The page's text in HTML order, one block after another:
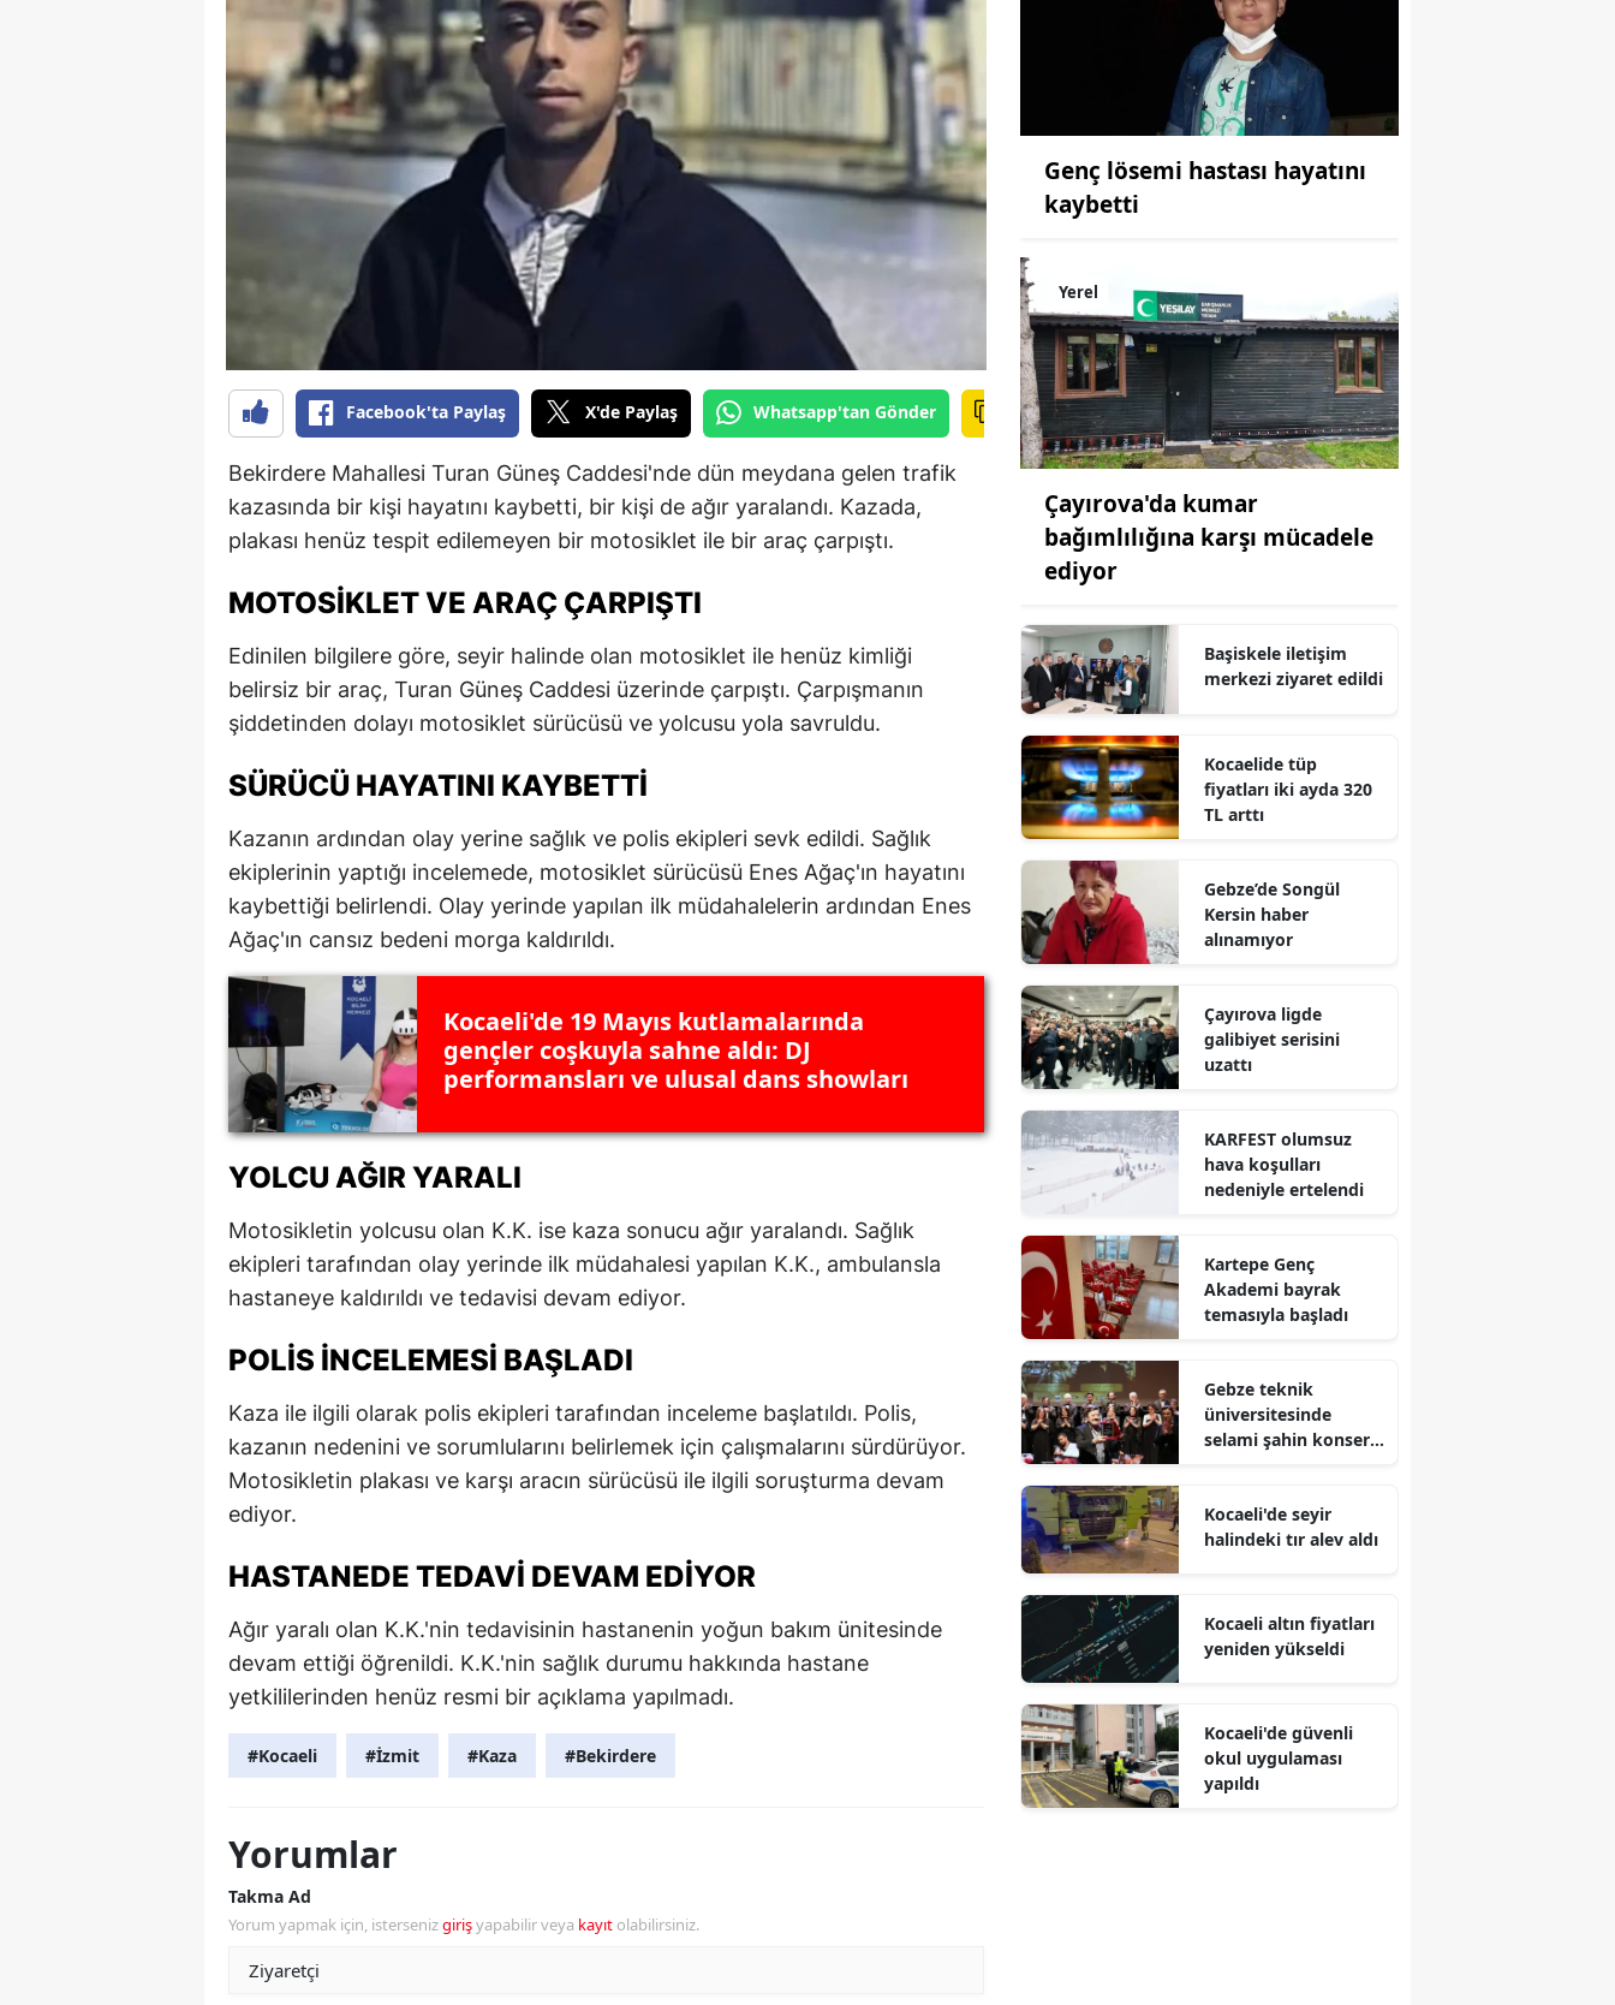
Bilecik
Bingöl
Bitlis
Bolu
Çanakkale
Çankırı
Çorum
Denizli
Diyarbakır
Erzincan
Eskişehir
Gaziantep
Gümüşhane
Hatay
Isparta
İstanbul
Kars
Kastamonu
Kırklareli
Kırşehir
Kocaeli
Konya
Malatya
Kahramanmaraş
Mardin
Facebook'ta Paylaş X'de Paylaş Whatsapp'tan Gönder
Bekirdere Mahallesi Turan Güneş Caddesi'nde dün meydana gelen trafik
kazasında bir kişi hayatını kaybetti, bir kişi de ağır yaralandı. Kazada,
plakası henüz tespit edilemeyen bir motosiklet ile bir araç çarpıştı.
MOTOSIKLET VE ARAÇ ÇARPIŞTI
Edinilen bilgilere göre, seyir halinde olan motosiklet ile henüz kimliği
belirsiz bir araç, Turan Güneş Caddesi üzerinde çarpıştı. Çarpışmanın
şiddetinden dolayı motosiklet sürücüsü ve yolcusu yola savruldu.
SÜRÜCÜ HAYATINI KAYBETTI
Kazanın ardından olay yerine sağlık ve polis ekipleri sevk edildi. Sağlık
ekiplerinin yaptığı incelemede, motosiklet sürücüsü Enes Ağaç'ın hayatını
kaybettiği belirlendi. Olay yerinde yapılan ilk müdahalelerin ardından Enes
Ağaç'ın cansız bedeni morga kaldırıldı.
Kocaeli'de 19 Mayıs kutlamalarında
gençler coşkuyla sahne aldı: DJ
performansları ve ulusal dans showları
YOLCU AĞIR YARALI
Motosikletin yolcusu olan K.K. ise kaza sonucu ağır yaralandı. Sağlık
ekipleri tarafından olay yerinde ilk müdahalesi yapılan K.K., ambulansla
hastaneye kaldırıldı ve tedavisi devam ediyor.
POLIS İNCELEMESI BAŞLADI
Kaza ile ilgili olarak polis ekipleri tarafından inceleme başlatıldı. Polis,
kazanın nedenini ve sorumlularını belirlemek için çalışmalarını sürdürüyor.
Motosikletin plakası ve karşı aracın sürücüsü ile ilgili soruşturma devam
ediyor.
HASTANEDE TEDAVI DEVAM EDIYOR
Ağır yaralı olan K.K.'nin tedavisinin hastanenin yoğun bakım ünitesinde
devam ettiği öğrenildi. K.K.'nin sağlık durumu hakkında hastane
yetkililerinden henüz resmi bir açıklama yapılmadı.
#Kocaeli #İzmit #Kaza #Bekirdere
Yorumlar
Takma Ad
Yorum yapmak için, istersenizgirişyapabilir veya kayıt olabilirsiniz.
Genç lösemi hastası hayatını
kaybetti
Yerel
Çayırova'da kumar
bağımlılığına karşı mücadele
ediyor
Başiskele iletişim
merkezi ziyaret edildi
Kocaelide tüp
fiyatları iki ayda 320
TL arttı
Gebze’de Songül
Kersin haber
alınamıyor
Çayırova ligde
galibiyet serisini
uzattı
KARFEST olumsuz
hava koşulları
nedeniyle ertelendi
Kartepe Genç
Akademi bayrak
temasıyla başladı
Gebze teknik
üniversitesinde
selami şahin konseri
Kocaeli'de seyir
halindeki tır alev aldı
Kocaeli altın fiyatları
yeniden yükseldi
Kocaeli'de güvenli
okul uygulaması
yapıldı